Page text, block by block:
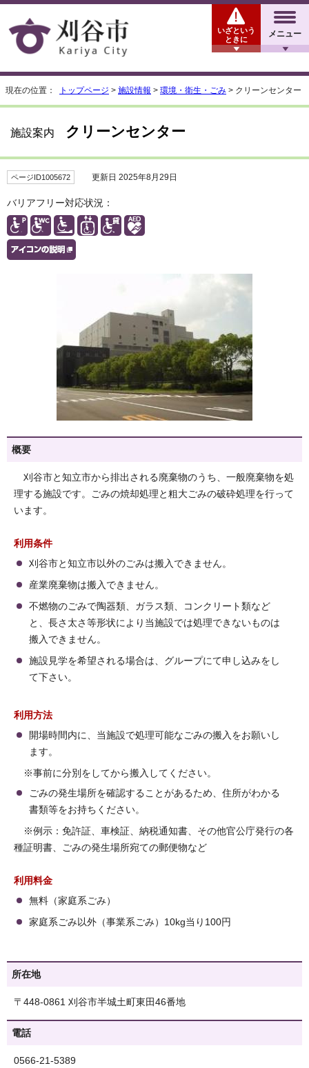
メニュー
いざという
ときに
現在の位置： トップページ > 施設情報 > 環境・衛生・ごみ > クリーンセンター
施設案内 クリーンセンター
ページID1005672 更新日 2025年8月29日
バリアフリー対応状況：
概要
刈谷市と知立市から排出される廃棄物のうち、一般廃棄物を処
理する施設です。ごみの焼却処理と粗大ごみの破砕処理を行って
います。
利用条件
刈谷市と知立市以外のごみは搬入できません。
産業廃棄物は搬入できません。
不燃物のごみで陶器類、ガラス類、コンクリート類など
と、長さ太さ等形状により当施設では処理できないものは
搬入できません。
施設見学を希望される場合は、グループにて申し込みをし
て下さい。
利用方法
開場時間内に、当施設で処理可能なごみの搬入をお願いし
ます。
※事前に分別をしてから搬入してください。
ごみの発生場所を確認することがあるため、住所がわかる
書類等をお持ちください。
※例示：免許証、車検証、納税通知書、その他官公庁発行の各
種証明書、ごみの発生場所宛ての郵便物など
利用料金
無料（家庭系ごみ）
家庭系ごみ以外（事業系ごみ）10kg当り100円
所在地
〒448-0861 刈谷市半城土町東田46番地
電話
0566-21-5389